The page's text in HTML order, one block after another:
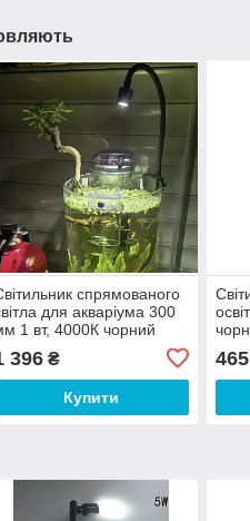
спрямованого
для акваріума 300
1 вт, 4000К чорний
396₴
Купити
465